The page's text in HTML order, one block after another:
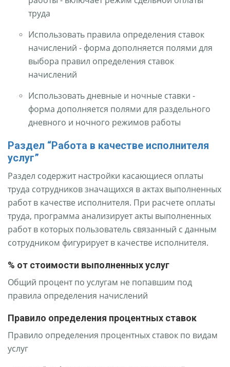
труда
Использовать правила определения ставок
начислений - форма дополняется полями для
выбора правил определения ставок
начислений
Использовать дневные и ночные ставки -
форма дополняется полями для раздельного
дневного и ночного режимов работы
Раздел “Работа в качестве исполнителя
услуг”
Раздел содержит настройки касающиеся оплаты
труда сотрудников значащихся в актах выполненных
работ в качестве исполнителя. При расчете оплаты
труда, программа анализирует акты выполненных
работ в которых пользователь связанный с данным
сотрудником фигурирует в качестве исполнителя.
% от стоимости выполненных услуг
Общий процент по услугам не попавшим под
правила определения начислений
Правило определения процентных ставок
Правило определения процентных ставок по видам
услуг